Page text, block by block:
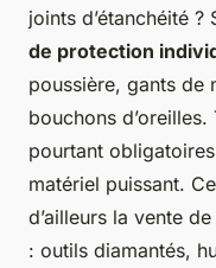
joints d’étanchéité ?
de protection
poussière, gants de
bouchons
pourtant
matériel puissant.
d’ailleurs la vente
: outils diamantés,